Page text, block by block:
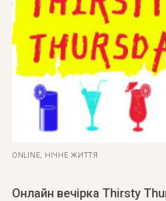
ONLINE, НІЧНЕ ЖИТТЯ
Онлайн вечірка Thirsty